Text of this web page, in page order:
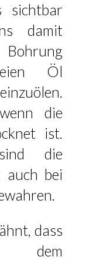
sichtbar
damit
Bohrung
Öl
die
ist.
sind die
auch bei
dass
dem